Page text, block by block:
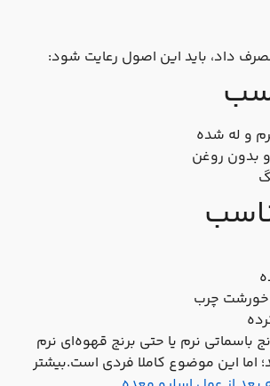
داد، باید این اصول رعایت شود:
و له‌ شده
بدون روغن
خورشت چرب
باسماتی نرم یا حتی برنج قهوه‌ای نرم
اما این موضوع کاملا فردی است.بیشتر